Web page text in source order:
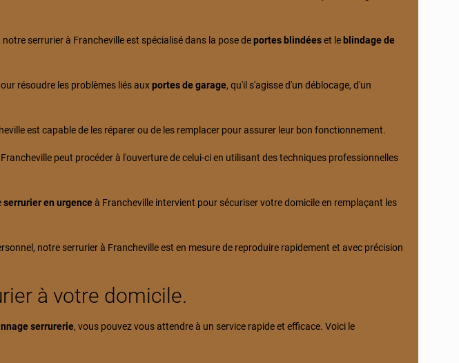
, notre serrurier à Francheville est spécialisé dans la pose deportes blindéeset le blindage de
résoudre les problèmes liés auxportes de garage, qu'il s'agisse d'un déblocage, d'un
est capable de les réparer ou de les remplacer pour assurer leur bon fonctionnement.
peut procéder à l'ouverture de celui-ci en utilisant des techniques professionnelles
serrurier en urgenceà Francheville intervient pour sécuriser votre domicile en remplaçant les
notre serrurier à Francheville est en mesure de reproduire rapidement et avec précision
à votre domicile.
serrurerie, vous pouvez vous attendre à un service rapide et efficace. Voici le